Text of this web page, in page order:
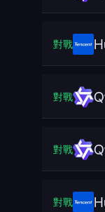
對戰
對戰
對戰
對戰